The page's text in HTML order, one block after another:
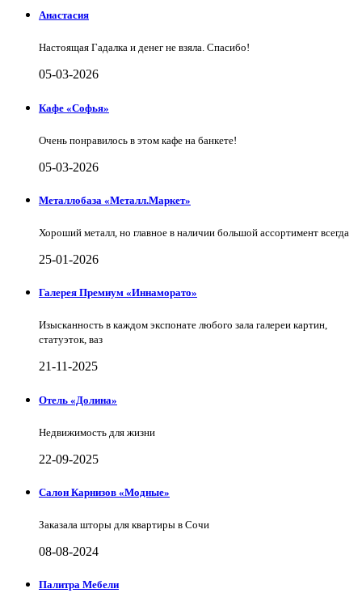
Анастасия
Настоящая Гадалка и денег не взяла. Спасибо!
05-03-2026
Кафе «Софья»
Очень понравилось в этом кафе на банкете!
05-03-2026
Металлобаза «Металл.Маркет»
Хороший металл, но главное в наличии большой ассортимент всегда
25-01-2026
Галерея Премиум «Иннаморато»
Изысканность в каждом экспонате любого зала галереи картин,
статуэток, ваз
21-11-2025
Отель «Долина»
Недвижимость для жизни
22-09-2025
Салон Карнизов «Модные»
Заказала шторы для квартиры в Сочи
08-08-2024
Палитра Мебели